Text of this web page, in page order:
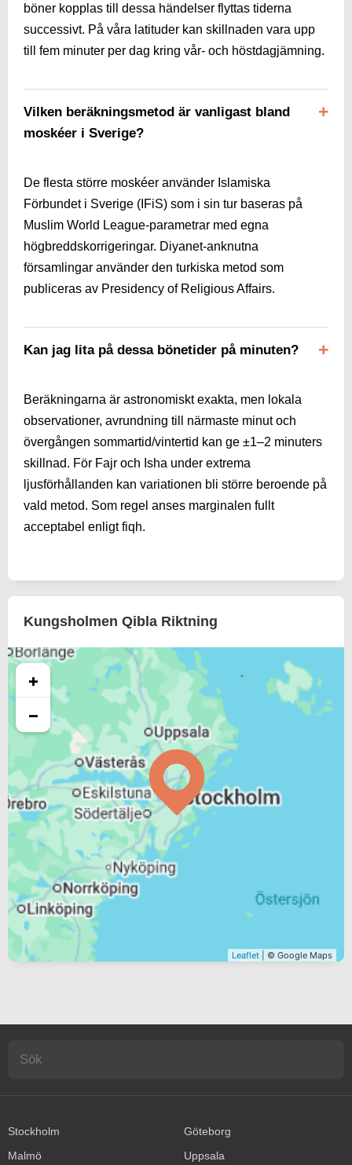
böner kopplas till dessa händelser flyttas tiderna
successivt. På våra latituder kan skillnaden vara upp
till fem minuter per dag kring vår- och höstdagjämning.
Vilken beräkningsmetod är vanligast bland
moskéer i Sverige?
De flesta större moskéer använder Islamiska
Förbundet i Sverige (IFiS) som i sin tur baseras på
Muslim World League-parametrar med egna
högbreddskorrigeringar. Diyanet-anknutna
församlingar använder den turkiska metod som
publiceras av Presidency of Religious Affairs.
Kan jag lita på dessa bönetider på minuten?
Beräkningarna är astronomiskt exakta, men lokala
observationer, avrundning till närmaste minut och
övergången sommartid/vintertid kan ge ±1–2 minuters
skillnad. För Fajr och Isha under extrema
ljusförhållanden kan variationen bli större beroende på
vald metod. Som regel anses marginalen fullt
acceptabel enligt fiqh.
Kungsholmen Qibla Riktning
+
−
Leaflet | © Google Maps
Stockholm
Göteborg
Malmö
Uppsala